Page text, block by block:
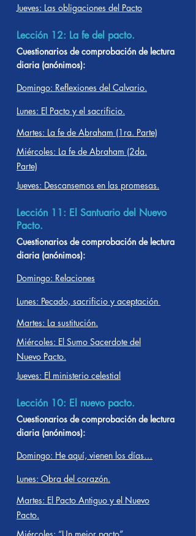
Jueves: Las obligaciones del Pacto
Lección 12: La fe del pacto.
Cuestionarios de comprobación de lectura
diaria (anónimos):
Domingo: Reflexiones del Calvario.
Lunes: El Pacto y el sacrificio.
Martes: La fe de Abraham (1ra. Parte)
Miércoles: La fe de Abraham (2da.
Parte)
Jueves: Descansemos en las promesas.
Lección 11: El Santuario del Nuevo
Pacto.
Cuestionarios de comprobación de lectura
diaria (anónimos):
Domingo: Relaciones
Lunes: Pecado, sacrificio y aceptación
Martes: La sustitución.
Miércoles: El Sumo Sacerdote del
Nuevo Pacto.
Jueves: El ministerio celestial
Lección 10: El nuevo pacto.
Cuestionarios de comprobación de lectura
diaria (anónimos):
Domingo: He aquí, vienen los días…
Lunes: Obra del corazón.
Martes: El Pacto Antiguo y el Nuevo
Pacto.